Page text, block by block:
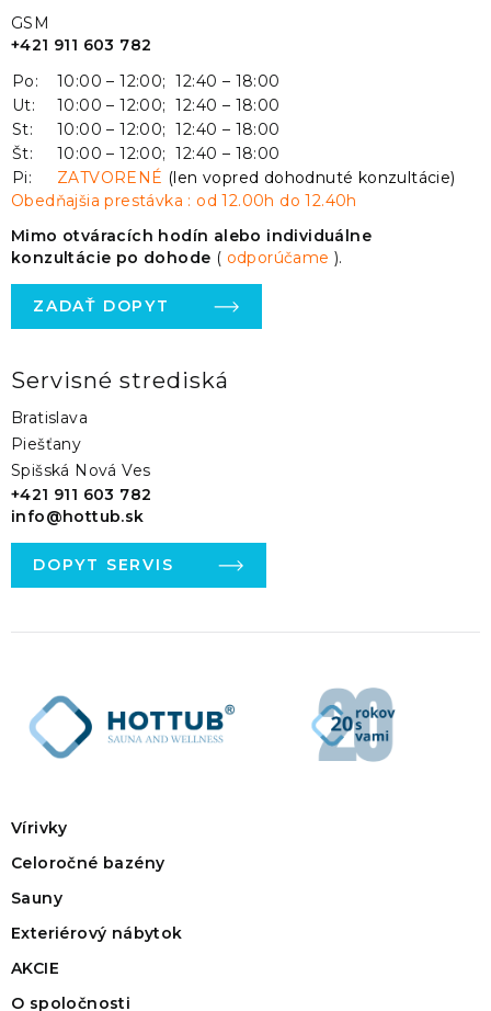
GSM
+421 911 603 782
Po:
10:00 – 12:00; 12:40 – 18:00
Ut:
10:00 – 12:00; 12:40 – 18:00
St:
10:00 – 12:00; 12:40 – 18:00
Št:
10:00 – 12:00; 12:40 – 18:00
Pi:
ZATVORENÉ (len vopred dohodnuté konzultácie)
Obedňajšia prestávka : od 12.00h do 12.40h
Mimo otváracích hodín alebo individuálne
konzultácie po dohode ( odporúčame).
ZADAŤ DOPYT
Servisné strediská
Bratislava
Piešťany
Spišská Nová Ves
+421 911 603 782
info@hottub.sk
DOPYT SERVIS
Vírivky
Celoročné bazény
Sauny
Exteriérový nábytok
AKCIE
O spoločnosti